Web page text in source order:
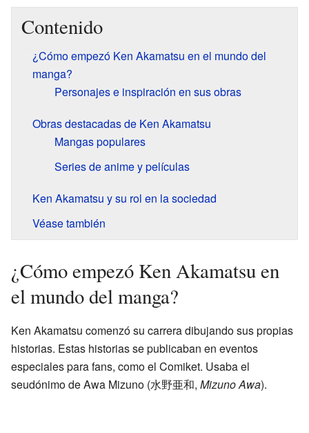
Contenido
¿Cómo empezó Ken Akamatsu en el mundo del
manga?
Personajes e inspiración en sus obras
Obras destacadas de Ken Akamatsu
Mangas populares
Series de anime y películas
Ken Akamatsu y su rol en la sociedad
Véase también
¿Cómo empezó Ken Akamatsu en
el mundo del manga?
Ken Akamatsu comenzó su carrera dibujando sus propias
historias. Estas historias se publicaban en eventos
especiales para fans, como el Comiket. Usaba el
seudónimo de Awa Mizuno (水野亜和, Mizuno Awa).